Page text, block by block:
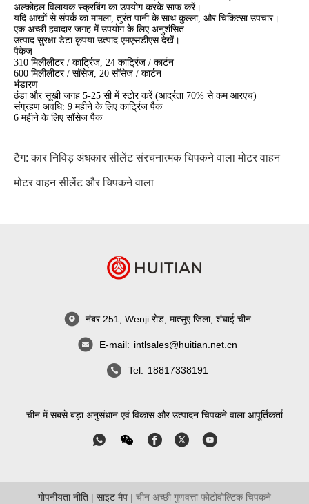
अल्कोहल विलायक स्क्रबिंग का उपयोग करके साफ करें।
यदि आंखों से संपर्क का मामला, तुरंत पानी के साथ कुल्ला, और चिकित्सा उपचार।
एक अच्छी हवादार जगह में उपयोग के लिए अनुशंसित
उत्पाद सुरक्षा डेटा कृपया उत्पाद एमएसडीएस देखें।
पैकेज
310 मिलीलीटर / कार्ट्रिज, 24 कार्ट्रिज / कार्टन
600 मिलीलीटर / सॉसेज, 20 सॉसेज / कार्टन
भंडारण
ठंडा और सूखी जगह 5-25 सी में स्टोर करें (आर्द्रता 70% से कम आरएच)
संग्रहण अवधि: 9 महीने के लिए कार्ट्रिज पैक
6 महीने के लिए सॉसेज पैक
टैग:कार निविड़ अंधकार सीलेंट संरचनात्मक चिपकने वाला मोटर वाहन
मोटर वाहन सीलेंट और चिपकने वाला
नंबर 251, Wenji रोड, मात्सुए जिला, शंघाई चीन
E-mail: intlsales@huitian.net.cn
Tel: 18817338191
चीन में सबसे बड़ा अनुसंधान एवं विकास और उत्पादन चिपकने वाला आपूर्तिकर्ता
गोपनीयता नीति | साइट मैप | चीन अच्छी गुणवत्ता फोटोवोल्टिक चिपकने